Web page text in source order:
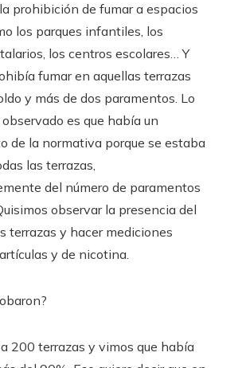
prohibición de fumar a espacios
los parques infantiles, los
los centros escolares… Y
fumar en aquellas terrazas
y más de dos paramentos. Lo
es que había un
de la normativa porque se estaba
las terrazas,
del número de paramentos
observar la presencia del
terrazas y hacer mediciones
y de nicotina.
200 terrazas y vimos que había